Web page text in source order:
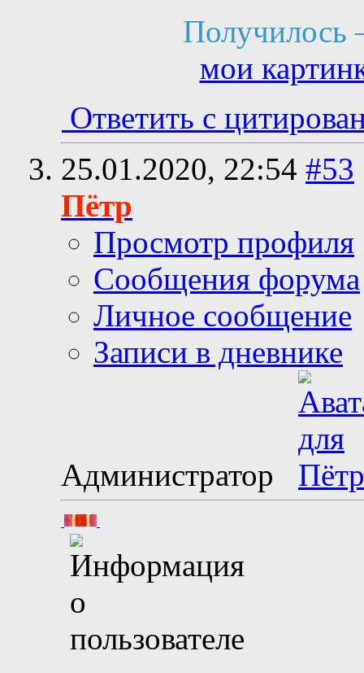
мои
Ответить с
25.01.2020, 22:54 #53
Пётр
Просмотр профиля
Сообщения форума
Личное сообщение
Записи в дневнике
Администратор